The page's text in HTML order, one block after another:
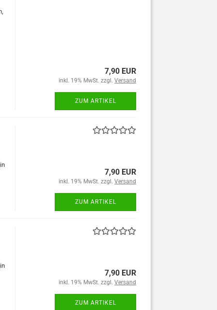
7,90 EUR
inkl. 19% MwSt. zzgl. Versand
ZUM ARTIKEL
7,90 EUR
inkl. 19% MwSt. zzgl. Versand
ZUM ARTIKEL
7,90 EUR
inkl. 19% MwSt. zzgl. Versand
ZUM ARTIKEL